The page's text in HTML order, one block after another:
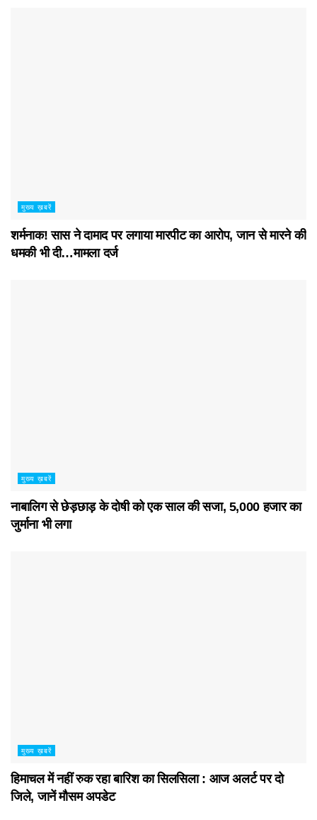
मुख्य ख़बरें
शर्मनाक! सास ने दामाद पर लगाया मारपीट का आरोप, जान से मारने की
धमकी भी दी…मामला दर्ज
मुख्य ख़बरें
नाबालिग से छेड़छाड़ के दोषी को एक साल की सजा, 5,000 हजार का
जुर्माना भी लगा
मुख्य ख़बरें
हिमाचल में नहीं रुक रहा बारिश का सिलसिला : आज अलर्ट पर दो
जिले, जानें मौसम अपडेट